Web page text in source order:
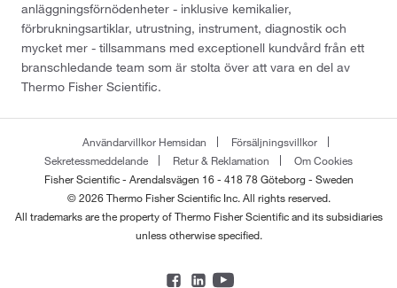
anläggningsförnödenheter - inklusive kemikalier,
förbrukningsartiklar, utrustning, instrument, diagnostik och
mycket mer - tillsammans med exceptionell kundvård från ett
branschledande team som är stolta över att vara en del av
Thermo Fisher Scientific.
Användarvillkor Hemsidan
Försäljningsvillkor
Sekretessmeddelande
Retur & Reklamation
Om Cookies
Fisher Scientific - Arendalsvägen 16 - 418 78 Göteborg - Sweden
© 2026 Thermo Fisher Scientific Inc. All rights reserved.
All trademarks are the property of Thermo Fisher Scientific and its subsidiaries
unless otherwise specified.